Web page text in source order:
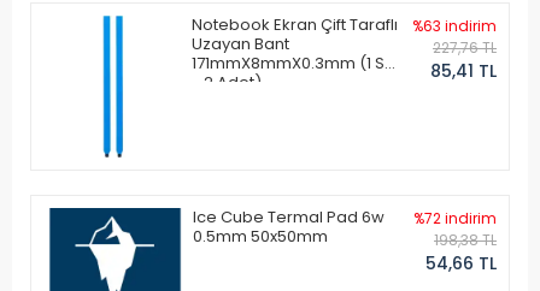
Notebook Ekran Çift Taraflı
Uzayan Bant
171mmX8mmX0.3mm (1 Set
- 2 Adet)
%63 indirim
227,76 TL
85,41 TL
Ice Cube Termal Pad 6w
0.5mm 50x50mm
%72 indirim
198,38 TL
54,66 TL